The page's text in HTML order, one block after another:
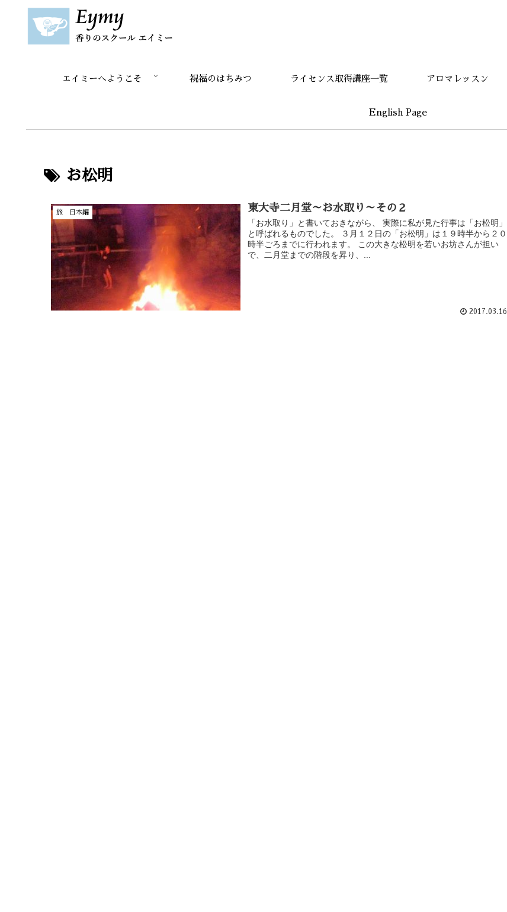
エイミーへようこそ 祝福のはちみつ ライセンス取得講座一覧 アロマレッスン
English Page
お松明
旅 日本編 東大寺二月堂～お水取り～その２
「お水取り」と書いておきながら、 実際に私が見た行事は「お松明」
と呼ばれるものでした。 ３月１２日の「お松明」は１９時半から２０
時半ごろまでに行われます。 この大きな松明を若いお坊さんが担い
で、二月堂までの階段を昇り、...
2017.03.16